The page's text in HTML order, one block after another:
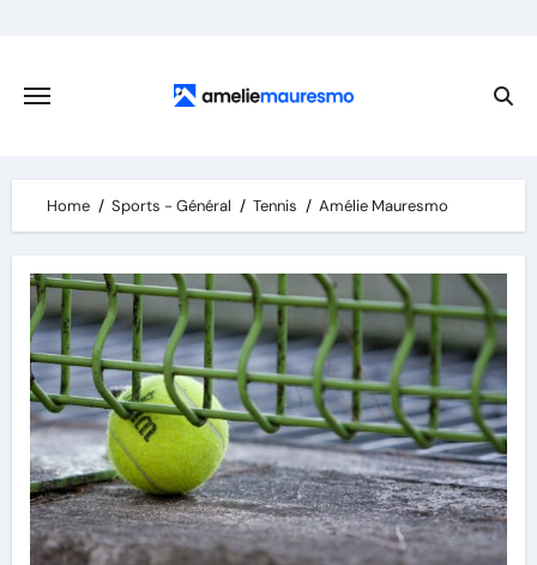
content
Home Sports - Général Tennis Amélie Mauresmo